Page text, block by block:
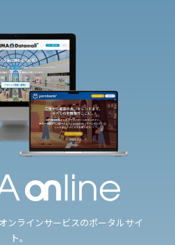
ンラインサービスのポータルサイ
ト。